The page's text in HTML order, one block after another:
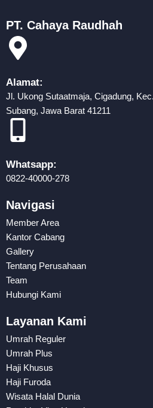
PT. Cahaya Raudhah
Alamat:
Jl. Ukong Sutaatmaja, Cigadung,
Subang, Jawa Barat 41211
Whatsapp:
0822-40000-278
Navigasi
Member Area
Kantor Cabang
Gallery
Tentang Perusahaan
Team
Hubungi Kami
Layanan Kami
Umrah Reguler
Umrah Plus
Haji Khusus
Haji Furoda
Wisata Halal Dunia